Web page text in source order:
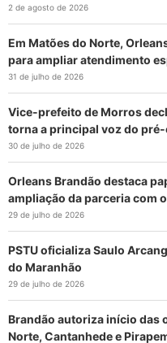
2 de agosto de 2026
Em Matões do Norte,
para ampliar atendimento
31 de julho de 2026
Vice-prefeito de Morros
torna a principal voz do
30 de julho de 2026
Orleans Brandão destaca
ampliação da parceria com
29 de julho de 2026
PSTU oficializa Saulo
do Maranhão
29 de julho de 2026
Brandão autoriza início das
Norte, Cantanhede e